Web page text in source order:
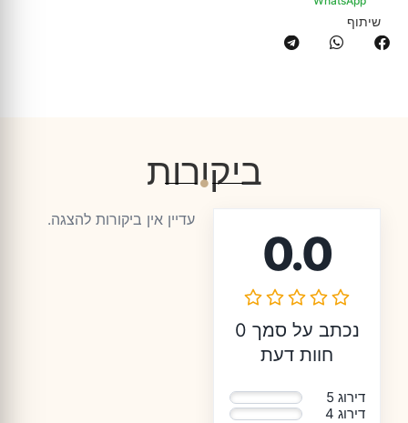
שיתוף
ביקורות
0.0
נכתב על סמך 0
חוות דעת
דירוג 5
דירוג 4
עדיין אין ביקורות להצגה.